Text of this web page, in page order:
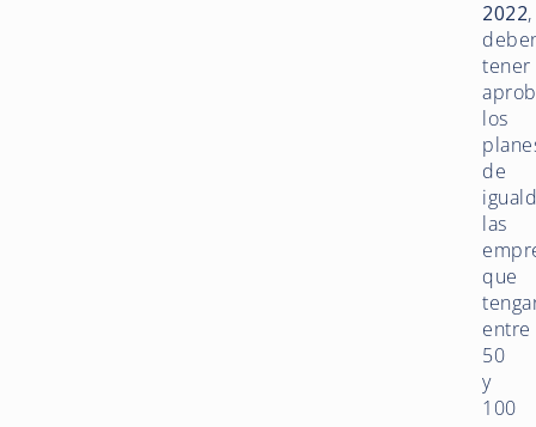
2022,
tener
los
de
las
que
entre
50
y
100